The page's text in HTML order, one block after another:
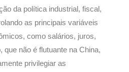
da política industrial, fiscal,
as principais variáveis
como salários, juros,
que não é flutuante na China,
privilegiar as